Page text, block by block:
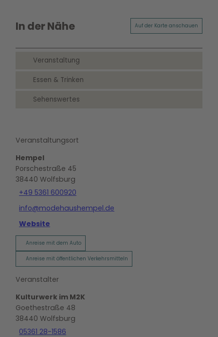
In der Nähe Auf der Karte anschauen
Veranstaltung
Essen & Trinken
Sehenswertes
Veranstaltungsort
Hempel
Porschestraße 45
38440 Wolfsburg
+49 5361 600920
info@modehaushempel.de
Website
Anreise mit dem Auto
Anreise mit öffentlichen Verkehrsmitteln
Veranstalter
Kulturwerk im M2K
Goethestraße 48
38440 Wolfsburg
05361 28-1586